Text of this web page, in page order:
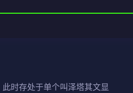
时存处于单个叫泽塔其文显